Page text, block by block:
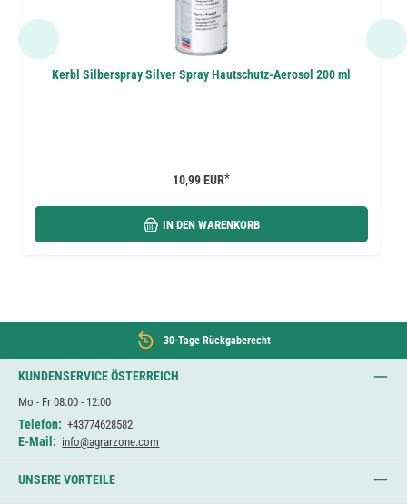
Kerbl Silberspray Silver Spray Hautschutz-Aerosol 200 ml
10,99 EUR*
IN DEN WARENKORB
30-Tage Rückgaberecht
KUNDENSERVICE ÖSTERREICH
Mo - Fr 08:00 - 12:00
Telefon: +43774628582
E-Mail: info@agrarzone.com
UNSERE VORTEILE